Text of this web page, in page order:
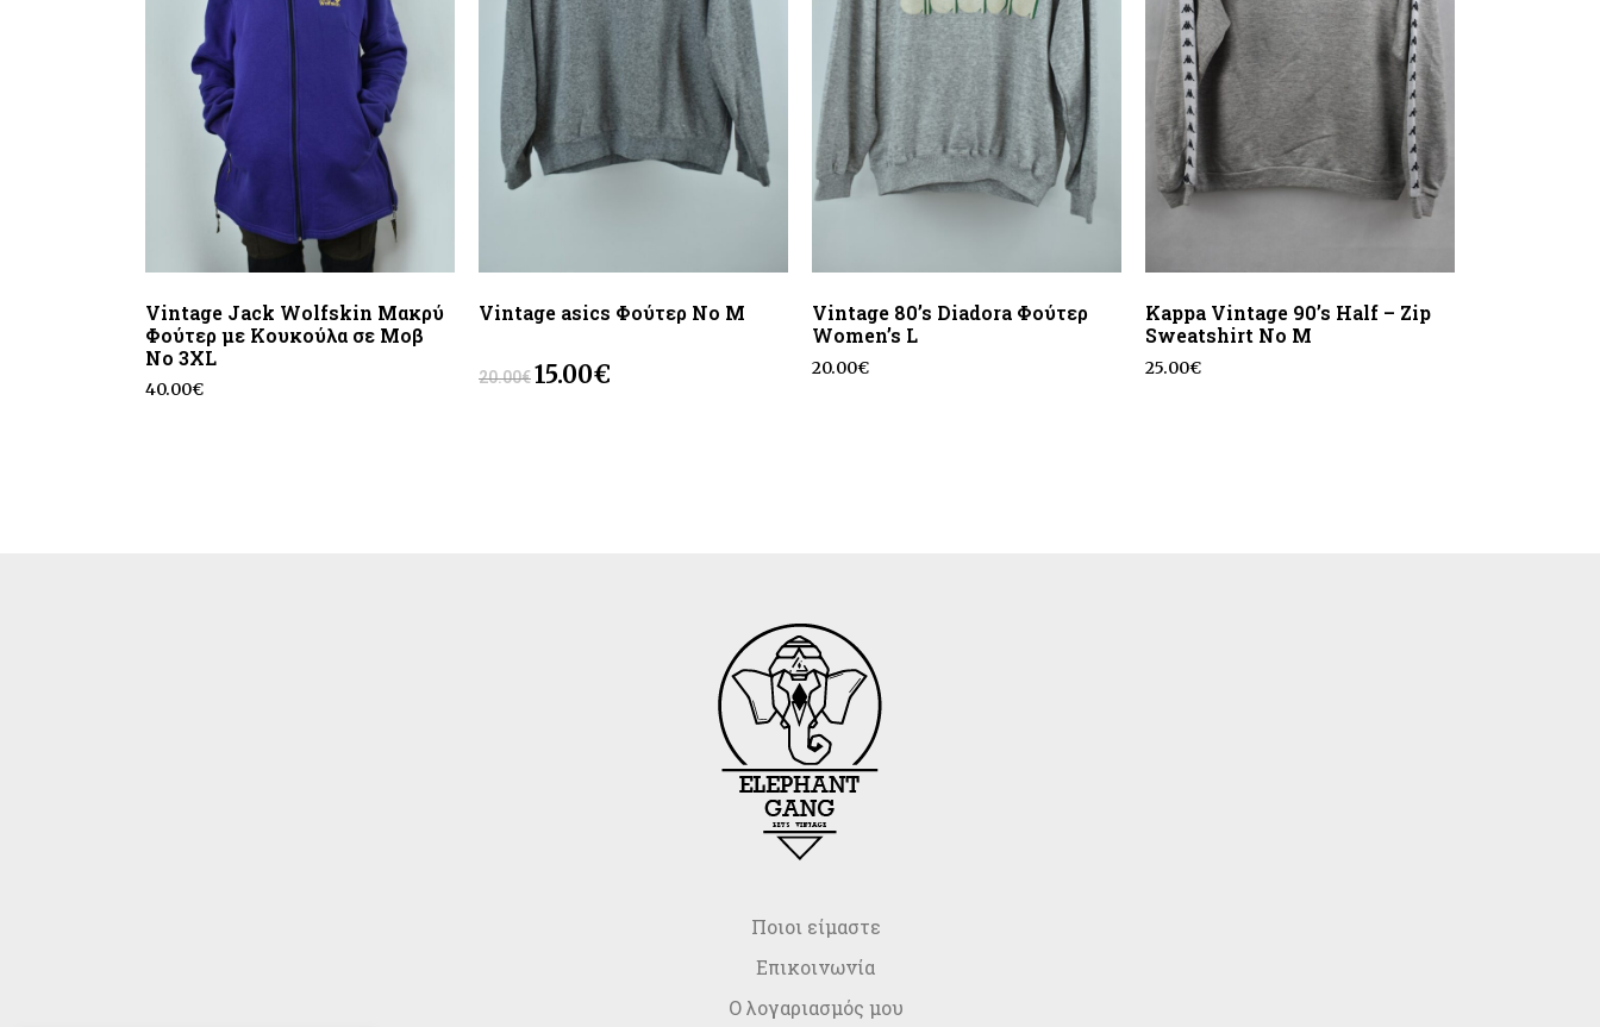
Vintage Jack Wolfskin Μακρύ
Φούτερ με Κουκούλα σε Μοβ
No 3XL
40.00€
Vintage asics Φούτερ No M
20.00€15.00€
Vintage 80’s Diadora Φούτερ
Women’s L
20.00€
Kappa Vintage 90’s Half – Zip
Sweatshirt No M
25.00€
Ποιοι είμαστε
Επικοινωνία
Ο λογαριασμός μου